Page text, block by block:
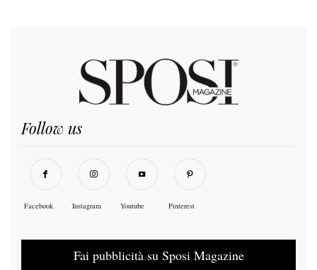
Follow us
Facebook Instagram Youtube Pinterest
Fai pubblicità su Sposi Magazine